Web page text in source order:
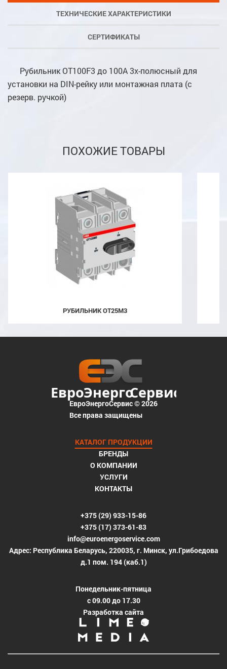
ТЕХНИЧЕСКИЕ ХАРАКТЕРИСТИКИ
СЕРТИФИКАТЫ
Рубильник OT100F3 до 100А 3х-полюсный для
установки на DIN-рейку или монтажная плата (с
резерв. ручкой)
ПОХОЖИЕ ТОВАРЫ
РУБИЛЬНИК OT25M3
ЕвроЭнергоСервис © 2026
Все права защищены
КАТАЛОГ ПРОДУКЦИИ
БРЕНДЫ
О КОМПАНИИ
УСЛУГИ
КОНТАКТЫ
+375 (29) 933-15-86
+375 (17) 373-61-83
info@euroenergoservice.com
Адрес: Республика Беларусь, 220035, г. Минск, ул.Грибоедова
д.1 пом. 194 (каб.1)
Понедельник-пятница
с 09.00 до 17.30
Разработка сайта